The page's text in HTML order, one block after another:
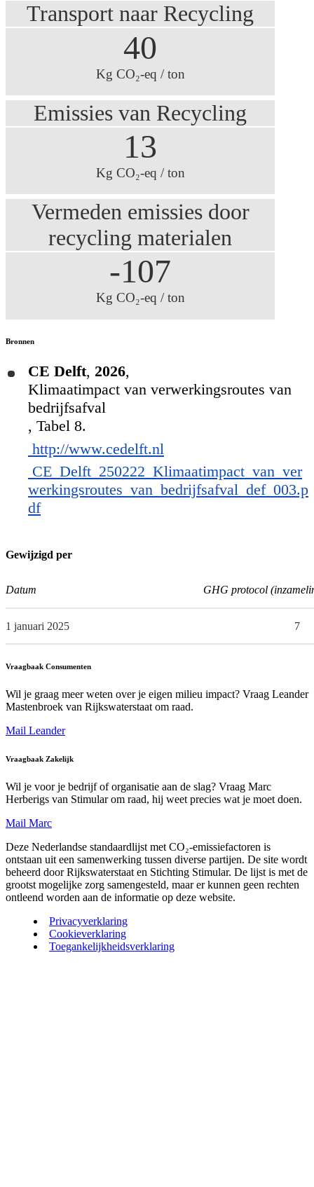
Transport naar Recycling
40
Kg CO₂-eq / ton
Emissies van Recycling
13
Kg CO₂-eq / ton
Vermeden emissies door
recycling materialen
-107
Kg CO₂-eq / ton
Bronnen
CE Delft, 2026,
Klimaatimpact van verwerkingsroutes van
bedrijfsafval
, Tabel 8.
http://www.cedelft.nl
CE_Delft_250222_Klimaatimpact_van_ver
werkingsroutes_van_bedrijfsafval_def_003.p
df
Gewijzigd per
Datum GHG protocol
1 januari 2025 7
Vraagbaak Consumenten
Wil je graag meer weten over je eigen milieu impact? Vraag Leander
Mastenbroek van Rijkswaterstaat om raad.
Mail Leander
Vraagbaak Zakelijk
Wil je voor je bedrijf of organisatie aan de slag? Vraag Marc
Herberigs van Stimular om raad, hij weet precies wat je moet doen.
Mail Marc
Deze Nederlandse standaardlijst met CO₂-emissiefactoren is
ontstaan uit een samenwerking tussen diverse partijen. De site wordt
beheerd door Rijkswaterstaat en Stichting Stimular. De lijst is met de
grootst mogelijke zorg samengesteld, maar er kunnen geen rechten
ontleend worden aan de informatie op deze website.
Privacyverklaring
Cookieverklaring
Toegankelijkheidsverklaring